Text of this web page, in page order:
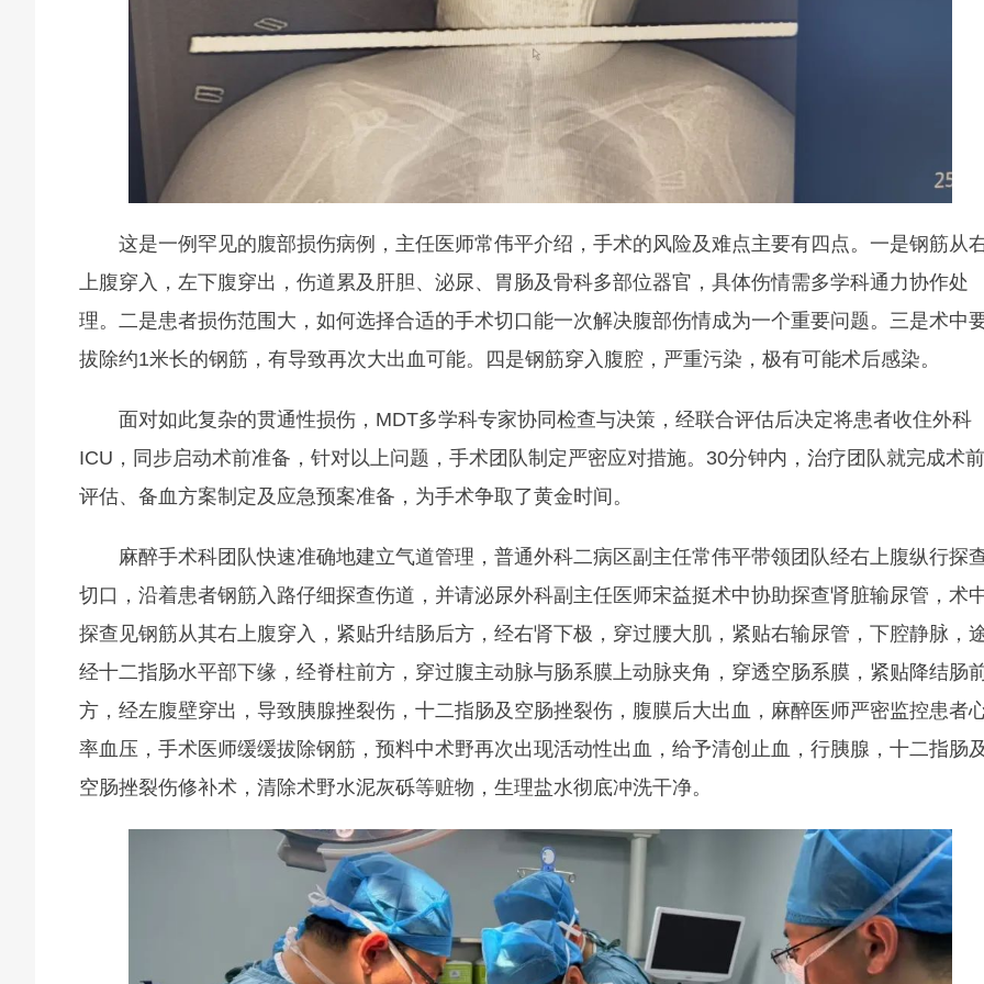
这是一例罕见的腹部损伤病例，主任医师常伟平介绍，手术的风险及难点主要有四点。一是钢筋从
上腹穿入，左下腹穿出，伤道累及肝胆、泌尿、胃肠及骨科多部位器官，具体伤情需多学科通力协作处
理。二是患者损伤范围大，如何选择合适的手术切口能一次解决腹部伤情成为一个重要问题。三是术中
拔除约1米长的钢筋，有导致再次大出血可能。四是钢筋穿入腹腔，严重污染，极有可能术后感染。
面对如此复杂的贯通性损伤，MDT多学科专家协同检查与决策，经联合评估后决定将患者收住外科
ICU，同步启动术前准备，针对以上问题，手术团队制定严密应对措施。30分钟内，治疗团队就完成术前
评估、备血方案制定及应急预案准备，为手术争取了黄金时间。
麻醉手术科团队快速准确地建立气道管理，普通外科二病区副主任常伟平带领团队经右上腹纵行探
切口，沿着患者钢筋入路仔细探查伤道，并请泌尿外科副主任医师宋益挺术中协助探查肾脏输尿管，术
探查见钢筋从其右上腹穿入，紧贴升结肠后方，经右肾下极，穿过腰大肌，紧贴右输尿管，下腔静脉，
经十二指肠水平部下缘，经脊柱前方，穿过腹主动脉与肠系膜上动脉夹角，穿透空肠系膜，紧贴降结肠
方，经左腹壁穿出，导致胰腺挫裂伤，十二指肠及空肠挫裂伤，腹膜后大出血，麻醉医师严密监控患者
率血压，手术医师缓缓拔除钢筋，预料中术野再次出现活动性出血，给予清创止血，行胰腺，十二指肠及
空肠挫裂伤修补术，清除术野水泥灰砾等赃物，生理盐水彻底冲洗干净。